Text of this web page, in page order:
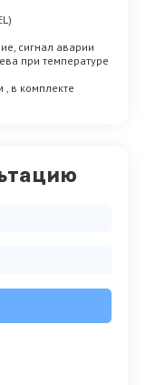
сигнал аварии
при температуре
в комплекте